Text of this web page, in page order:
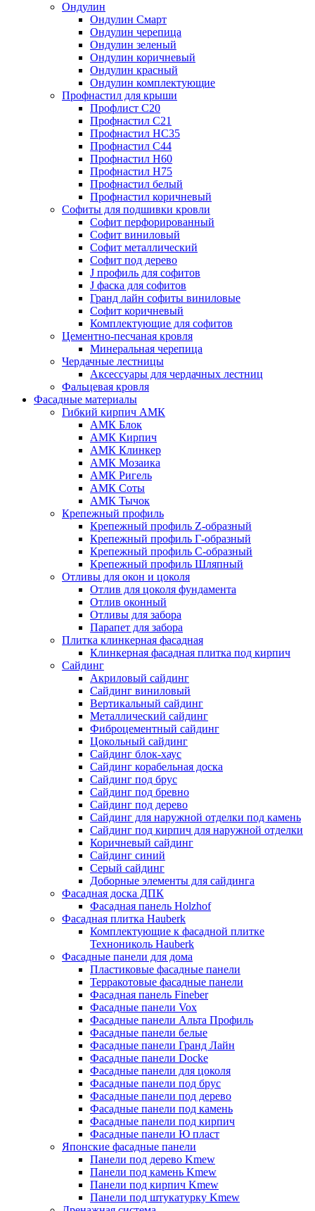
Ондулин
Ондулин Смарт
Ондулин черепица
Ондулин зеленый
Ондулин коричневый
Ондулин красный
Ондулин комплектующие
Профнастил для крыши
Профлист С20
Профнастил С21
Профнастил НС35
Профнастил С44
Профнастил Н60
Профнастил Н75
Профнастил белый
Профнастил коричневый
Софиты для подшивки кровли
Cофит перфорированный
Софит виниловый
Софит металлический
Софит под дерево
J профиль для софитов
J фаска для софитов
Гранд лайн софиты виниловые
Софит коричневый
Комплектующие для софитов
Цементно-песчаная кровля
Минеральная черепица
Чердачные лестницы
Аксессуары для чердачных лестниц
Фальцевая кровля
Фасадные материалы
Гибкий кирпич АМК
АМК Блок
АМК Кирпич
АМК Клинкер
АМК Мозаика
АМК Ригель
АМК Соты
АМК Тычок
Крепежный профиль
Крепежный профиль Z-образный
Крепежный профиль Г-образный
Крепежный профиль С-образный
Крепежный профиль Шляпный
Отливы для окон и цоколя
Отлив для цоколя фундамента
Отлив оконный
Отливы для забора
Парапет для забора
Плитка клинкерная фасадная
Клинкерная фасадная плитка под кирпич
Сайдинг
Акриловый сайдинг
Сайдинг виниловый
Вертикальный сайдинг
Металлический сайдинг
Фиброцементный сайдинг
Цокольный сайдинг
Сайдинг блок-хаус
Сайдинг корабельная доска
Сайдинг под брус
Сайдинг под бревно
Сайдинг под дерево
Сайдинг для наружной отделки под камень
Сайдинг под кирпич для наружной отделки
Коричневый сайдинг
Сайдинг синий
Серый сайдинг
Доборные элементы для сайдинга
Фасадная доска ДПК
Фасадная панель Holzhof
Фасадная плитка Hauberk
Комплектующие к фасадной плитке
Технониколь Hauberk
Фасадные панели для дома
Пластиковые фасадные панели
Терракотовые фасадные панели
Фасадная панель Fineber
Фасадные панели Vox
Фасадные панели Альта Профиль
Фасадные панели белые
Фасадные панели Гранд Лайн
Фасадные панели Docke
Фасадные панели для цоколя
Фасадные панели под брус
Фасадные панели под дерево
Фасадные панели под камень
Фасадные панели под кирпич
Фасадные панели Ю пласт
Японские фасадные панели
Панели под дерево Kmew
Панели под камень Kmew
Панели под кирпич Kmew
Панели под штукатурку Kmew